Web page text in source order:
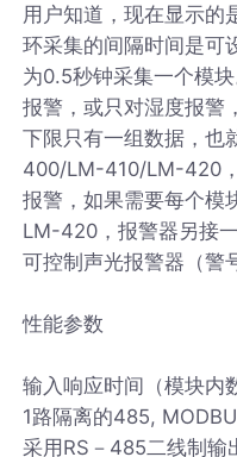
用户知道，现在显示的
环采集的间隔时间是可
为0.5秒钟采集一个模
报警，或只对湿度报警
下限只有一组数据，也
400/LM-410/LM-420
报警，如果需要每个模
LM-420，报警器另接
可控制声光报警器（警
性能参数
输入响应时间（模块内
1路隔离的485,
采用RS－485二线制输